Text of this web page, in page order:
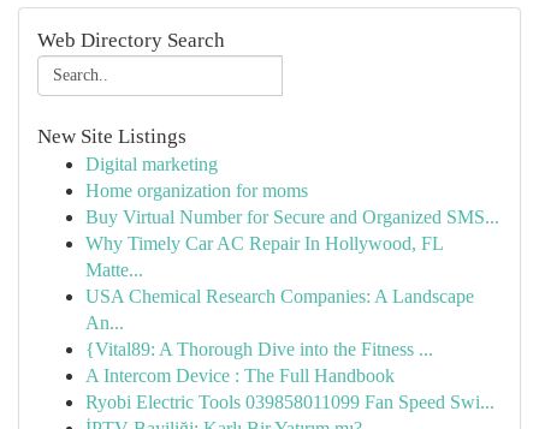
Web Directory Search
New Site Listings
Digital marketing
Home organization for moms
Buy Virtual Number for Secure and Organized SMS...
Why Timely Car AC Repair In Hollywood, FL
Matte...
USA Chemical Research Companies: A Landscape
An...
{Vital89: A Thorough Dive into the Fitness ...
A Intercom Device : The Full Handbook
Ryobi Electric Tools 039858011099 Fan Speed Swi...